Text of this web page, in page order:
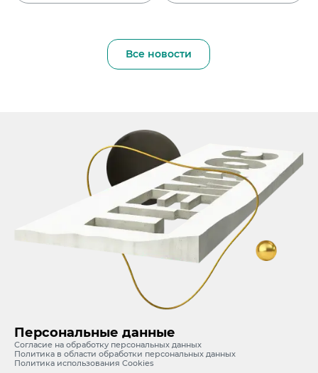
Все новости
Персональные данные
Согласие на обработку персональных данных
Политика в области обработки персональных данных
Политика использования Cookies